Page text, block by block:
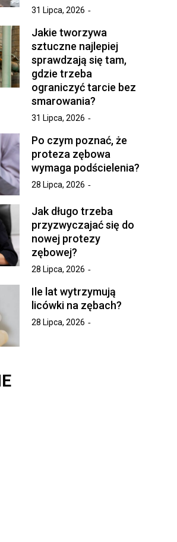
31 Lipca, 2026
Jakie tworzywa
sztuczne najlepiej
sprawdzają się tam,
gdzie trzeba
ograniczyć tarcie bez
smarowania?
31 Lipca, 2026
Po czym poznać, że
proteza zębowa
wymaga podścielenia?
28 Lipca, 2026
Jak długo trzeba
przyzwyczajać się do
nowej protezy
zębowej?
28 Lipca, 2026
Ile lat wytrzymują
licówki na zębach?
28 Lipca, 2026